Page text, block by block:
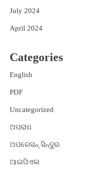
July 2024
April 2024
Categories
English
PDF
Uncategorized
ଅପରାଧ
ଅପରେସନ୍ ସିନ୍ଦୁର
ଆଇପିଏଲ